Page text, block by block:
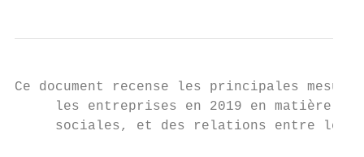
Ce document recense les principales
les entreprises en 2019 en matière
sociales, et des relations entre les